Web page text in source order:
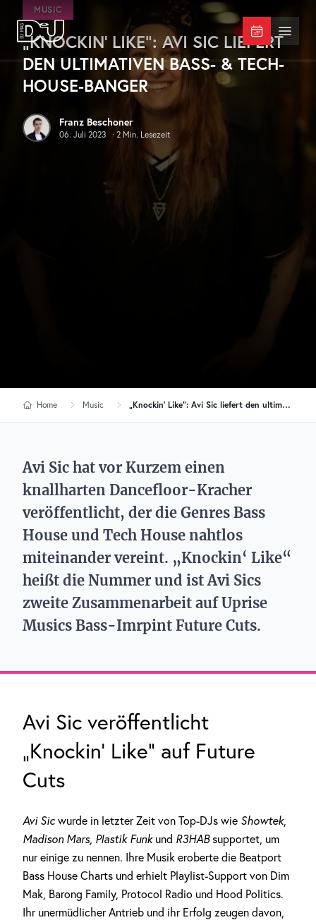
Zum Hauptinhalt springen
DJ Mag Germany Menü
MUSIC
„KNOCKIN‘ LIKE“: AVI SIC LIEFERT
DEN ULTIMATIVEN BASS- & TECH-
HOUSE-BANGER
Franz Beschoner
06. Juli 2023 · 2 Min. Lesezeit
Home Music „Knockin‘ Like“: Avi Sic liefert den ultimativen Bass- & Tech-House-Banger
Avi Sic hat vor Kurzem einen
knallharten Dancefloor-Kracher
veröffentlicht, der die Genres Bass
House und Tech House nahtlos
miteinander vereint. „Knockin‘ Like“
heißt die Nummer und ist Avi Sics
zweite Zusammenarbeit auf Uprise
Musics Bass-Imrpint Future Cuts.
Avi Sic veröffentlicht
„Knockin‘ Like“ auf Future
Cuts
Avi Sicwurde in letzter Zeit von Top-DJs wie Showtek,
Madison Mars, Plastik Funkund R3HABsupportet, um
nur einige zu nennen. Ihre Musik eroberte die Beatport
Bass House Charts und erhielt Playlist-Support von Dim
Mak, Barong Family, Protocol Radio und Hood Politics.
Ihr unermüdlicher Antrieb und ihr Erfolg zeugen davon,